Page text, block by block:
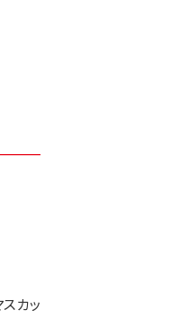
カッ